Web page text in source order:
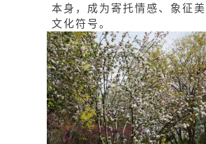
本身，成为寄托情感、象征
文化符号。